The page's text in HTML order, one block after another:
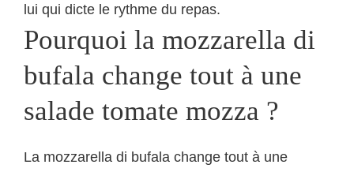
lui qui dicte le rythme du repas.
Pourquoi la mozzarella di
bufala change tout à une
salade tomate mozza ?
La mozzarella di bufala change tout à une